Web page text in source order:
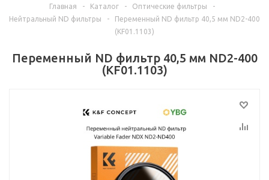
Главная - Каталог - Оптические фильтры
-
Нейтральный ND фильтры
-
Переменный ND фильтр 40,5 мм ND2-400
(KF01.1103)
Переменный ND фильтр 40,5 мм ND2-400
(KF01.1103)